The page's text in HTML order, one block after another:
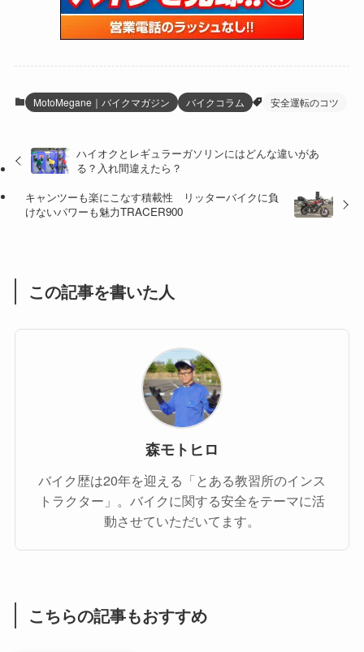
(109)
(5) (5)
(32)
(60)
(38)
(59)
(36)
(47)
(41)
(16)
(20)
(8)
(16)
MotoMegane｜バイクマガジン バイクコラム 安全運転のコツ
ハイオクとレギュラーガソリンにはどんな違いがあ
る？入れ間違えたら？
キャンツーも楽にこなす積載性 リッターバイクに負
けないパワーも魅力TRACER900
この記事を書いた人
森モトヒロ
バイク歴は20年を迎える「とある教習所のインス
トラクター」。バイクに関する安全をテーマに活
動させていただいてます。
こちらの記事もおすすめ